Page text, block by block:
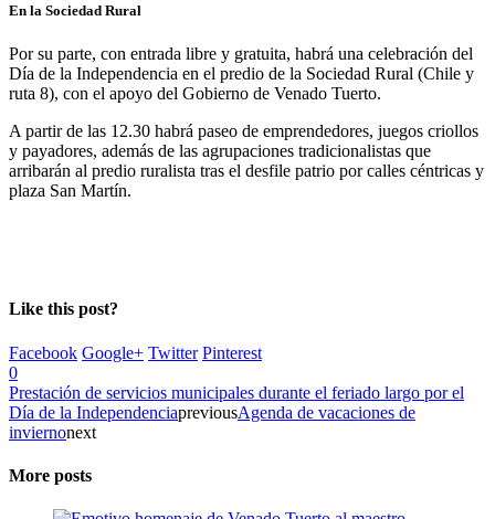
En la Sociedad Rural
Por su parte, con entrada libre y gratuita, habrá una celebración del
Día de la Independencia en el predio de la Sociedad Rural (Chile y
ruta 8), con el apoyo del Gobierno de Venado Tuerto.
A partir de las 12.30 habrá paseo de emprendedores, juegos criollos
y payadores, además de las agrupaciones tradicionalistas que
arribarán al predio ruralista tras el desfile patrio por calles céntricas y
plaza San Martín.
Like this post?
Facebook Google+ Twitter Pinterest
0
Prestación de servicios municipales durante el feriado largo por el
Día de la IndependenciapreviousAgenda de vacaciones de
inviernonext
More posts